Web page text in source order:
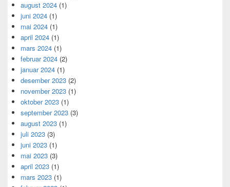
august 2024 (1)
juni 2024 (1)
mai 2024 (1)
april 2024 (1)
mars 2024 (1)
februar 2024 (2)
januar 2024 (1)
desember 2023 (2)
november 2023 (1)
oktober 2023 (1)
september 2023 (3)
august 2023 (1)
juli 2023 (3)
juni 2023 (1)
mai 2023 (3)
april 2023 (1)
mars 2023 (1)